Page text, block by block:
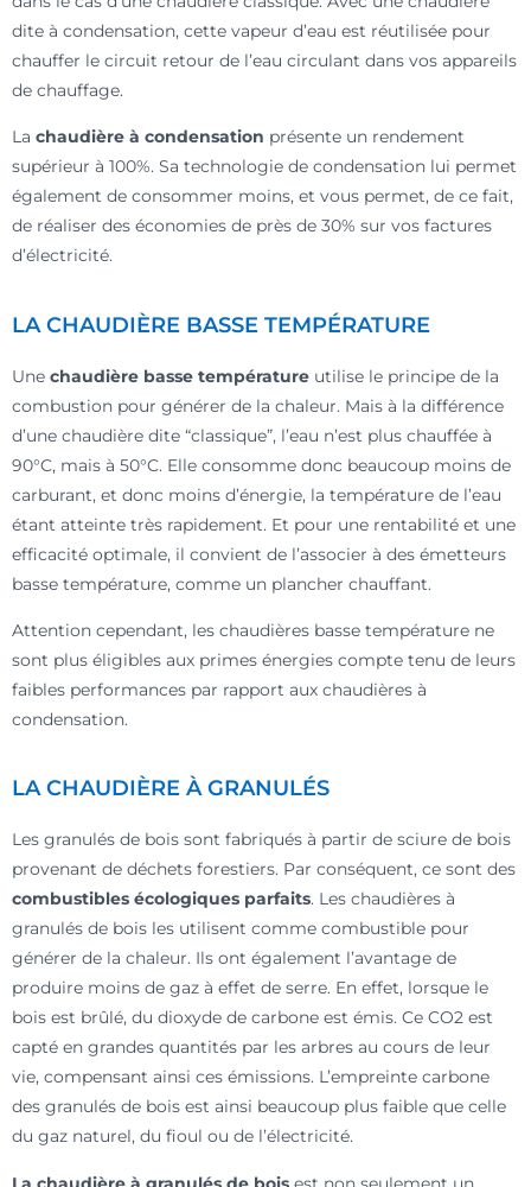
dite à condensation, cette vapeur d’eau est réutilisée pour
chauffer le circuit retour de l’eau circulant dans vos appareils
de chauffage.
La chaudière à condensation présente un rendement
supérieur à 100%. Sa technologie de condensation lui permet
également de consommer moins, et vous permet, de ce fait,
de réaliser des économies de près de 30% sur vos factures
d’électricité.
LA CHAUDIÈRE BASSE TEMPÉRATURE
Une chaudière basse température utilise le principe de la
combustion pour générer de la chaleur. Mais à la différence
d’une chaudière dite “classique”, l’eau n’est plus chauffée à
90°C, mais à 50°C. Elle consomme donc beaucoup moins de
carburant, et donc moins d’énergie, la température de l’eau
étant atteinte très rapidement. Et pour une rentabilité et une
efficacité optimale, il convient de l’associer à des émetteurs
basse température, comme un plancher chauffant.
Attention cependant, les chaudières basse température ne
sont plus éligibles aux primes énergies compte tenu de leurs
faibles performances par rapport aux chaudières à
condensation.
LA CHAUDIÈRE À GRANULÉS
Les granulés de bois sont fabriqués à partir de sciure de bois
provenant de déchets forestiers. Par conséquent, ce sont des
combustibles écologiques parfaits. Les chaudières à
granulés de bois les utilisent comme combustible pour
générer de la chaleur. Ils ont également l’avantage de
produire moins de gaz à effet de serre. En effet, lorsque le
bois est brûlé, du dioxyde de carbone est émis. Ce CO2 est
capté en grandes quantités par les arbres au cours de leur
vie, compensant ainsi ces émissions. L’empreinte carbone
des granulés de bois est ainsi beaucoup plus faible que celle
du gaz naturel, du fioul ou de l’électricité.